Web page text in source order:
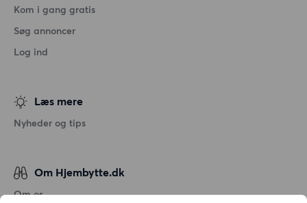
Kom i gang gratis
Søg annoncer
Log ind
Læs mere
Nyheder og tips
Om Hjembytte.dk
Om os